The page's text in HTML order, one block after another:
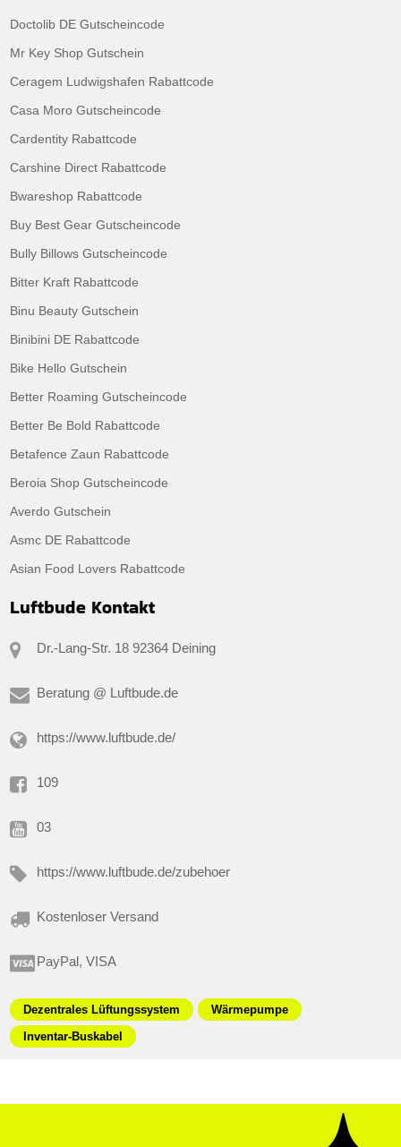
Doctolib DE Gutscheincode
Mr Key Shop Gutschein
Ceragem Ludwigshafen Rabattcode
Casa Moro Gutscheincode
Cardentity Rabattcode
Carshine Direct Rabattcode
Bwareshop Rabattcode
Buy Best Gear Gutscheincode
Bully Billows Gutscheincode
Bitter Kraft Rabattcode
Binu Beauty Gutschein
Binibini DE Rabattcode
Bike Hello Gutschein
Better Roaming Gutscheincode
Better Be Bold Rabattcode
Betafence Zaun Rabattcode
Beroia Shop Gutscheincode
Averdo Gutschein
Asmc DE Rabattcode
Asian Food Lovers Rabattcode
Luftbude Kontakt
Dr.-Lang-Str. 18 92364 Deining
Beratung @ Luftbude.de
https://www.luftbude.de/
109
03
https://www.luftbude.de/zubehoer
Kostenloser Versand
PayPal, VISA
Dezentrales Lüftungssystem
Wärmepumpe
Inventar-Buskabel